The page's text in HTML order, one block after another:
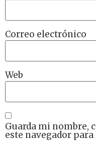
Correo electrónico
Web
Guarda mi nombre,
este navegador